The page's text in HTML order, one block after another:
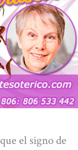
el signo de